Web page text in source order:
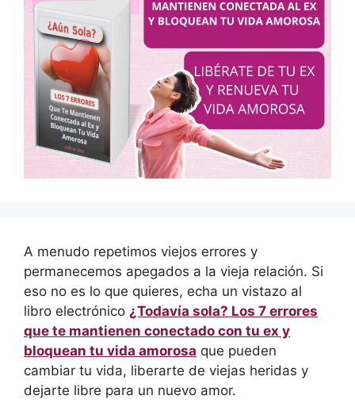
A menudo repetimos viejos errores y
permanecemos apegados a la vieja relación. Si
eso no es lo que quieres, echa un vistazo al
libro electrónico ¿Todavía sola? Los 7 errores
que te mantienen conectado con tu ex y
bloquean tu vida amorosa que pueden
cambiar tu vida, liberarte de viejas heridas y
dejarte libre para un nuevo amor.